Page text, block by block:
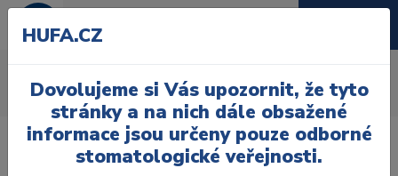
Úvod Laboratoř Fazetování Míchací kalíšky
HUFA.CZ
Dovolujeme si Vás upozornit, že tyto
stránky a na nich dále obsažené
informace jsou určeny pouze odborné
stomatologické veřejnosti.